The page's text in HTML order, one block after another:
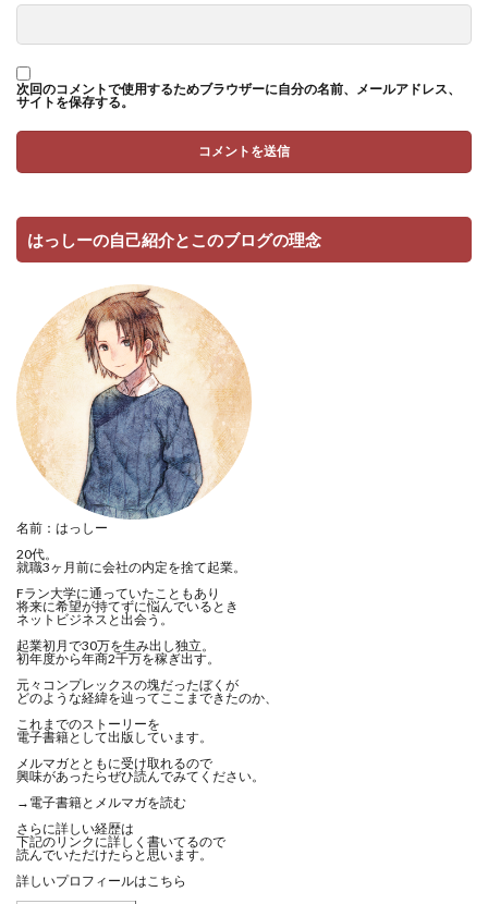
次回のコメントで使用するためブラウザーに自分の名前、メールアドレス、
サイトを保存する。
はっしーの自己紹介とこのブログの理念
名前：はっしー
20代。
就職3ヶ月前に会社の内定を捨て起業。
Fラン大学に通っていたこともあり
将来に希望が持てずに悩んでいるとき
ネットビジネスと出会う。
起業初月で30万を生み出し独立。
初年度から年商2千万を稼ぎ出す。
元々コンプレックスの塊だったぼくが
どのような経緯を辿ってここまできたのか、
これまでのストーリーを
電子書籍として出版しています。
メルマガとともに受け取れるので
興味があったらぜひ読んでみてください。
→電子書籍とメルマガを読む
さらに詳しい経歴は
下記のリンクに詳しく書いてるので
読んでいただけたらと思います。
詳しいプロフィールはこちら